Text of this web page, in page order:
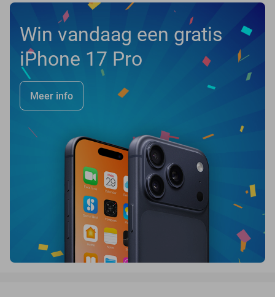
Win vandaag een gratis
iPhone 17 Pro
Meer info